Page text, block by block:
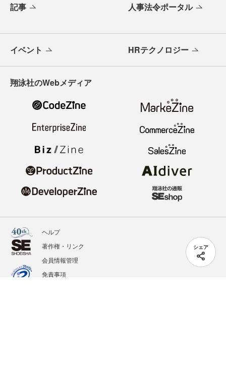
シェア
記事 人事法令ポータル
イベント HRテクノロジー
翔泳社のWebメディア
ヘルプ
著作権・リンク
会員情報管理
免責事項